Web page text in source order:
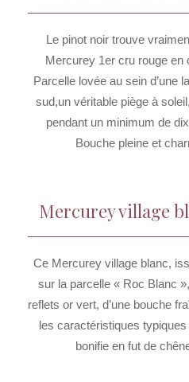
Le pinot noir trouve
Mercurey 1er cru rouge en
Parcelle lovée au sein d’une
sud,un véritable piège à
pendant un minimum de
Bouche pleine et
Mercurey village
Ce Mercurey village blanc,
sur la parcelle « Roc Blanc
reflets or vert, d’une bouche
les caractéristiques
bonifie en fut de